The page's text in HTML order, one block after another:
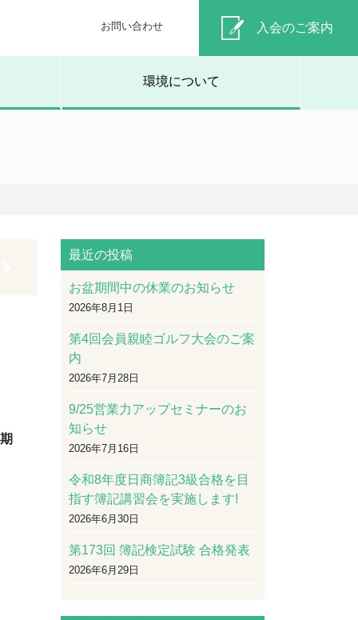
お問い合わせ 入会のご案内
環境について
最近の投稿
お盆期間中の休業のお知らせ
2026年8月1日
第4回会員親睦ゴルフ大会のご案
内
2026年7月28日
9/25営業力アップセミナーのお
知らせ
2026年7月16日
令和8年度日商簿記3級合格を目
指す簿記講習会を実施します!
2026年6月30日
第173回 簿記検定試験 合格発表
2026年6月29日